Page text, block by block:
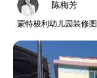
陈梅芳
蒙特梭利幼儿园装修图